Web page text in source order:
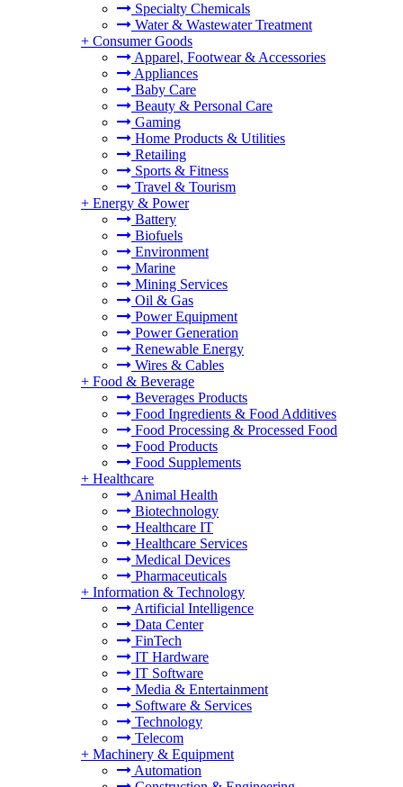
Specialty Chemicals
Water & Wastewater Treatment
+ Consumer Goods
Apparel, Footwear & Accessories
Appliances
Baby Care
Beauty & Personal Care
Gaming
Home Products & Utilities
Retailing
Sports & Fitness
Travel & Tourism
+ Energy & Power
Battery
Biofuels
Environment
Marine
Mining Services
Oil & Gas
Power Equipment
Power Generation
Renewable Energy
Wires & Cables
+ Food & Beverage
Beverages Products
Food Ingredients & Food Additives
Food Processing & Processed Food
Food Products
Food Supplements
+ Healthcare
Animal Health
Biotechnology
Healthcare IT
Healthcare Services
Medical Devices
Pharmaceuticals
+ Information & Technology
Artificial Intelligence
Data Center
FinTech
IT Hardware
IT Software
Media & Entertainment
Software & Services
Technology
Telecom
+ Machinery & Equipment
Automation